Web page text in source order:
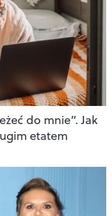
do mnie”. Jak
etatem